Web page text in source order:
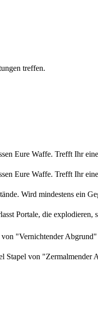
treffen.
Eure Waffe. Trefft Ihr
Eure Waffe. Trefft Ihr
Wird mindestens ein
Portale, die explodieren,
"Vernichtender
Stapel von "Zermalmender